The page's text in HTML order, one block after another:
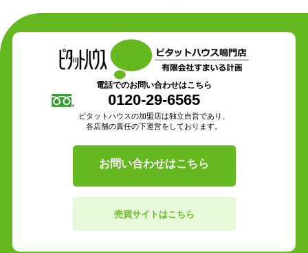
電話でのお問い合わせはこちら
0120-29-6565
ピタットハウスの加盟店は独立自営であり、
各店舗の責任の下運営をしております。
お問い合わせはこちら
売買サイトはこちら